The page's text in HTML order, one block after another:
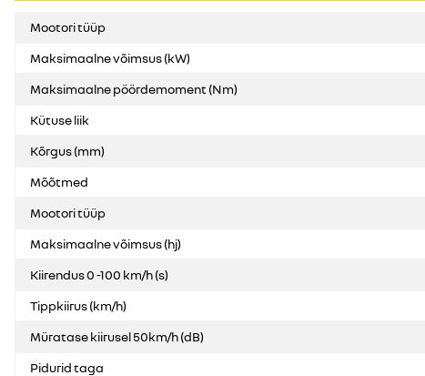
Mootori tüüp
Maksimaalne võimsus (kW)
Maksimaalne pöördemoment (Nm)
Kütuse liik
Kõrgus (mm)
Mõõtmed
Mootori tüüp
Maksimaalne võimsus (hj)
Kiirendus 0 -100 km/h (s)
Tippkiirus (km/h)
Müratase kiirusel 50km/h (dB)
Pidurid taga